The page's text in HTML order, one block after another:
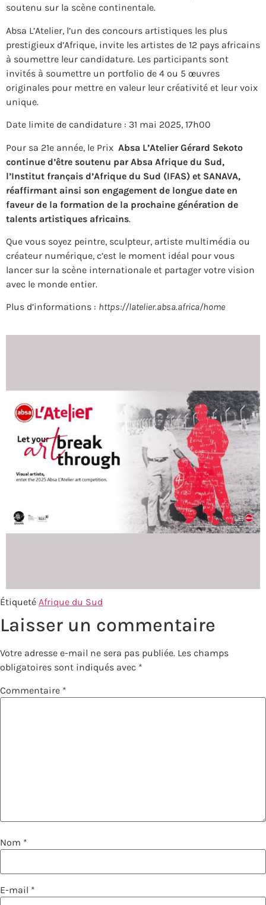
soutenu sur la scène continentale.
Absa L’Atelier, l’un des concours artistiques les plus
prestigieux d’Afrique, invite les artistes de 12 pays africains
à soumettre leur candidature. Les participants sont
invités à soumettre un portfolio de 4 ou 5 œuvres
originales pour mettre en valeur leur créativité et leur voix
unique.
Date limite de candidature : 31 mai 2025, 17h00
Pour sa 21e année, le Prix Absa L’Atelier Gérard Sekoto
continue d’être soutenu par Absa Afrique du Sud,
l’Institut français d’Afrique du Sud (IFAS) et SANAVA,
réaffirmant ainsi son engagement de longue date en
faveur de la formation de la prochaine génération de
talents artistiques africains.
Que vous soyez peintre, sculpteur, artiste multimédia ou
créateur numérique, c’est le moment idéal pour vous
lancer sur la scène internationale et partager votre vision
avec le monde entier.
Plus d’informations : https://latelier.absa.africa/home
Étiqueté Afrique du Sud
Laisser un commentaire
Votre adresse e-mail ne sera pas publiée. Les champs
obligatoires sont indiqués avec *
Commentaire *
Nom *
E-mail *